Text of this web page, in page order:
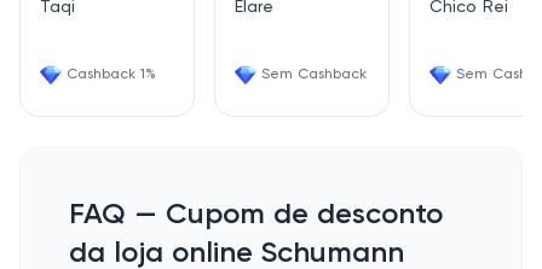
Taqi
Cashback 1%
Elare
Sem Cashback
Chico Rei
Sem
FAQ — Cupom de desconto
da loja online Schumann